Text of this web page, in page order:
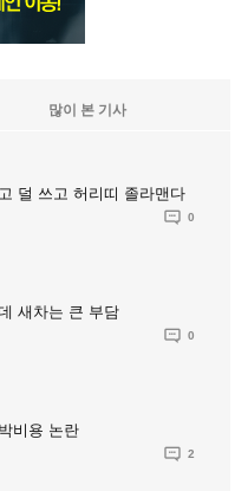
많이 본 기사
덜 쓰고 허리띠 졸라맨다
0
새차는 큰 부담
0
비용 논란
2